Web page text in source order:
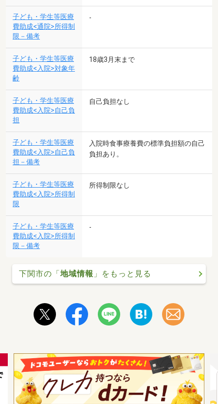
子ども・学生等医療
費助成<通院>所得制
限－備考
-
子ども・学生等医療
費助成<入院>対象年
齢
18歳3月末まで
子ども・学生等医療
費助成<入院>自己負
担
自己負担なし
子ども・学生等医療
費助成<入院>自己負
担－備考
入院時食事療養費の標準負担額の自己
負担あり。
子ども・学生等医療
費助成<入院>所得制
限
所得制限なし
子ども・学生等医療
費助成<入院>所得制
限－備考
-
下関市の「地域情報 」をもっと見る